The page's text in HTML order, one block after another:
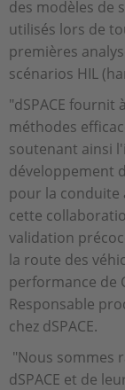
des modèles de
utilisés lors de
premières
scénarios HIL
"dSPACE fournit
méthodes
soutenant ainsi
développement
pour la conduite
cette
validation
la route des
performance de
Responsable
chez dSPACE.
"Nous sommes
dSPACE et de